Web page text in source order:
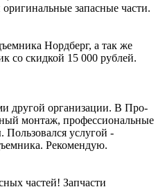
запасные части.
Нордберг, а так же
со скидкой 15 000 рублей.
другой организации. В Про-
монтаж, профессиональные
Пользовался услугой -
Рекомендую.
частей! Запчасти